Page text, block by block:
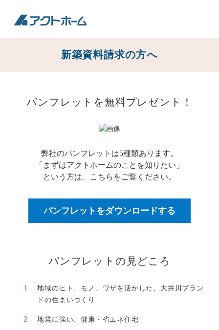
新築資料請求の方へ
パンフレットを無料プレゼント！
弊社のパンフレットは5種類あります。
「まずはアクトホームのことを知りたい」
という方は、こちらをご覧ください。
パンフレットをダウンロードする
パンフレットの見どころ
地域のヒト、モノ、ワザを活かした、大井川ブラン
ドの住まいづくり
地震に強い、健康・省エネ住宅